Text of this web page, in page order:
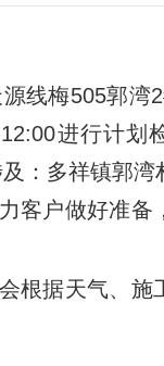
线梅505郭湾
进行计划
： 多祥镇郭湾
户做好准备
据天气、施